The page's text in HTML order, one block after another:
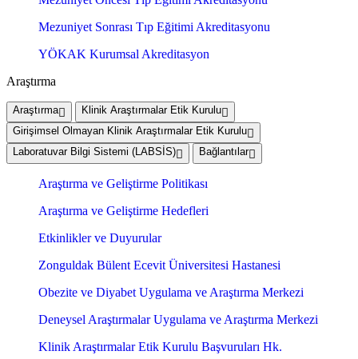
Mezuniyet Sonrası Tıp Eğitimi Akreditasyonu
YÖKAK Kurumsal Akreditasyon
Araştırma
Araştırma
Klinik Araştırmalar Etik Kurulu
Girişimsel Olmayan Klinik Araştırmalar Etik Kurulu
Laboratuvar Bilgi Sistemi (LABSİS)
Bağlantılar
Araştırma ve Geliştirme Politikası
Araştırma ve Geliştirme Hedefleri
Etkinlikler ve Duyurular
Zonguldak Bülent Ecevit Üniversitesi Hastanesi
Obezite ve Diyabet Uygulama ve Araştırma Merkezi
Deneysel Araştırmalar Uygulama ve Araştırma Merkezi
Klinik Araştırmalar Etik Kurulu Başvuruları Hk.